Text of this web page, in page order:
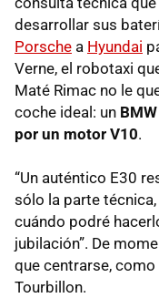
desarrollar sus
Porsche a Hyundai
Verne, el robotaxi
Maté Rimac no le
coche ideal: un
por un motor V10.
“Un auténtico E30
sólo la parte
cuándo podré
jubilación”. De
que centrarse,
Tourbillon.